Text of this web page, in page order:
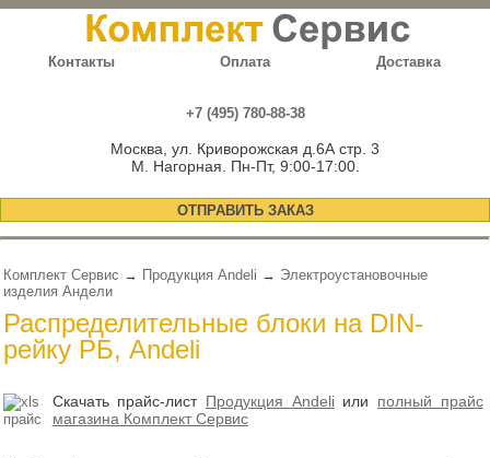
Контакты Оплата Доставка
+7 (495) 780-88-38
Москва, ул. Криворожская д.6А стр. 3
М. Нагорная. Пн-Пт, 9:00-17:00.
ОТПРАВИТЬ ЗАКАЗ
Комплект Сервис → Продукция Andeli → Электроустановочные
изделия Андели
Распределительные блоки на DIN-
рейку РБ, Andeli
Скачать прайс-лист Продукция Andeliили полный прайс
магазина Комплект Сервис